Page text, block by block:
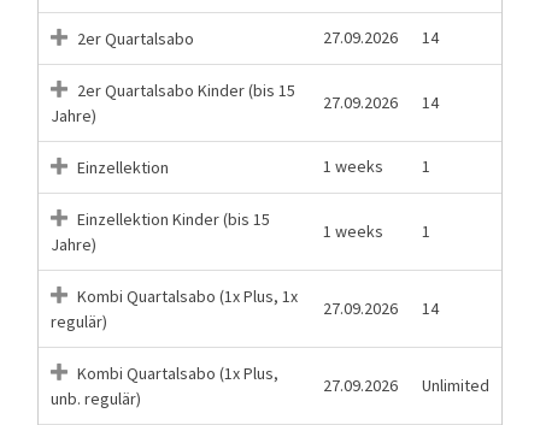
2er Quartalsabo 27.09.2026 14
2er Quartalsabo Kinder (bis 15
Jahre)
27.09.2026 14
Einzellektion 1 weeks 1
Einzellektion Kinder (bis 15
Jahre)
1 weeks 1
Kombi Quartalsabo (1x Plus, 1x
regulär)
27.09.2026 14
Kombi Quartalsabo (1x Plus,
unb. regulär)
27.09.2026 Unlimited